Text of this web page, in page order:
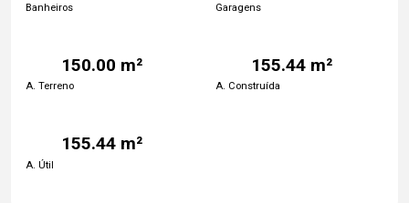
Banheiros Garagens
150.00 m²
A. Terreno
155.44 m²
A. Construída
155.44 m²
A. Útil